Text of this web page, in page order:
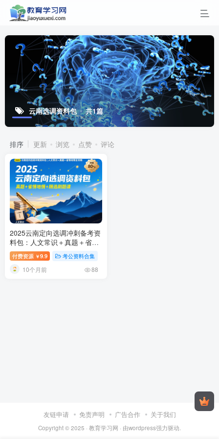
云南选调资料包 共1篇
排序 更新 浏览 点赞 评论
2025云南定向选调冲刺备考资
料包：人文常识＋真题＋省情
地情一站搞定
付费资源 ￥9.9 考公资料合集
10个月前 88
友链申请 免责声明 广告合作 关于我们
Copyright © 2025 · 教育学习网 · 由wordpress强力驱动.